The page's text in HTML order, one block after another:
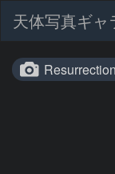
天体写真ギャ
Resurrection